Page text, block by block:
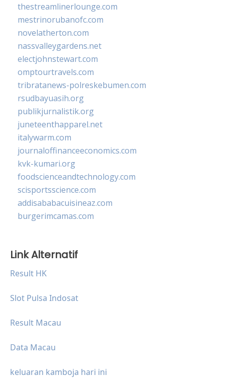
thestreamlinerlounge.com
mestrinorubanofc.com
novelatherton.com
nassvalleygardens.net
electjohnstewart.com
omptourtravels.com
tribratanews-polreskebumen.com
rsudbayuasih.org
publikjurnalistik.org
juneteenthapparel.net
italywarm.com
journaloffinanceeconomics.com
kvk-kumari.org
foodscienceandtechnology.com
scisportsscience.com
addisababacuisineaz.com
burgerimcamas.com
Link Alternatif
Result HK
Slot Pulsa Indosat
Result Macau
Data Macau
keluaran kamboja hari ini